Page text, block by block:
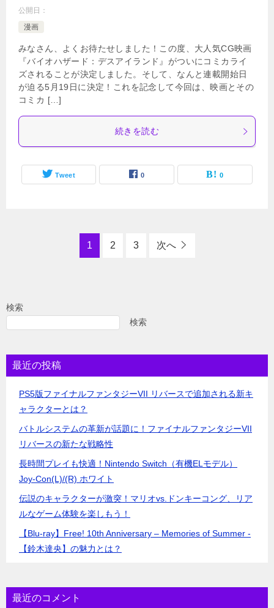
公開日：
漫画
みなさん、よくお待たせしました！この度、大人気CG映画
『バイオハザード：デスアイランド』がついにコミカライ
ズされることが決定しました。そして、なんと連載開始日
が迫る5月19日に決定！これを記念して今回は、映画とその
コミカ […]
続きを読む
Tweet 0 0
1 2 3 次へ
検索
検索
最近の投稿
PS5版ファイナルファンタジーVII リバースで追加される新キ
ャラクターとは？
バトルシステムの革新が話題に！ファイナルファンタジーVII
リバースの新たな戦略性
長時間プレイも快適！Nintendo Switch（有機ELモデル）
Joy-Con(L)/(R) ホワイト
伝説のキャラクターが激突！マリオvs.ドンキーコング、リア
ルなゲーム体験を楽しもう！
【Blu-ray】Free! 10th Anniversary – Memories of Summer -
【鈴木達央】の魅力とは？
最近のコメント